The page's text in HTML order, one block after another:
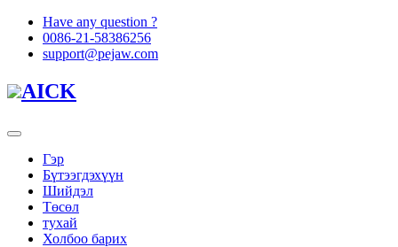
Have any question ?
0086-21-58386256
support@pejaw.com
AICK
Гэр
Бүтээгдэхүүн
Шийдэл
Төсөл
тухай
Холбоо барих